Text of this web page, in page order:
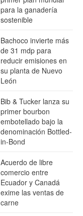
para la ganadería
sostenible
Bachoco invierte más
de 31 mdp para
reducir emisiones en
su planta de Nuevo
León
Bib & Tucker lanza su
primer bourbon
embotellado bajo la
denominación Bottled-
in-Bond
Acuerdo de libre
comercio entre
Ecuador y Canadá
exime las ventas de
carne